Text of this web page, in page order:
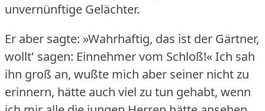
unvernünftige Gelächter.
Er aber sagte: »Wahrhaftig, das ist der Gärtner,
wollt' sagen: Einnehmer vom Schloß!«Ich sah
ihn groß an, wußte mich aber seiner nicht zu
erinnern, hätte auch viel zu tun gehabt, wenn